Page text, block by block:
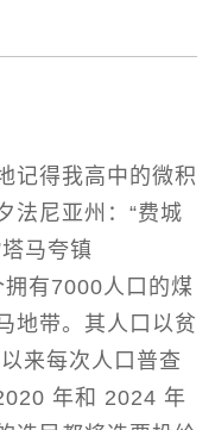
记得我高中的微积
法尼亚州：“费城
马夸镇
拥有7000人口的煤
地带。其人口以贫
来每次人口普查
年和 2024 年